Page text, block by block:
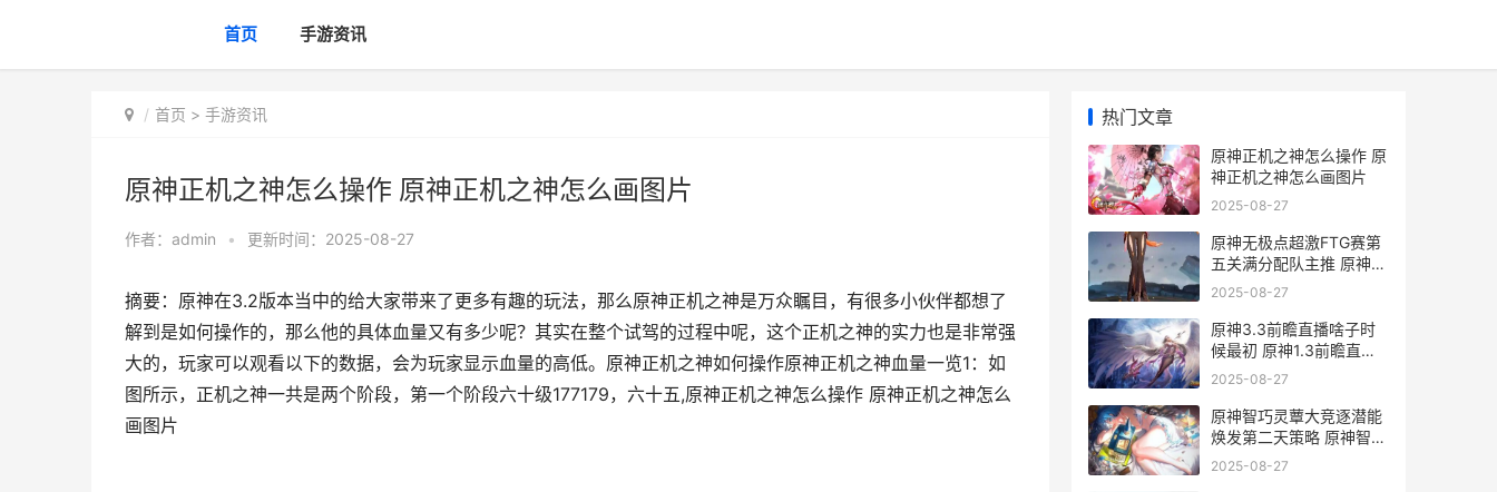
首页 手游资讯
首页 > 手游资讯
原神正机之神怎么操作 原神正机之神怎么画图片
作者： admin • 更新时间：2025-08-27
摘要：原神在3.2版本当中的给大家带来了更多有趣的玩法，那么原神正机之神是万众瞩目，有很多小伙伴都想了
解到是如何操作的，那么他的具体血量又有多少呢？其实在整个试驾的过程中呢，这个正机之神的实力也是非常强
大的，玩家可以观看以下的数据，会为玩家显示血量的高低。原神正机之神如何操作原神正机之神血量一览1：如
图所示，正机之神一共是两个阶段，第一个阶段六十级177179，六十五,原神正机之神怎么操作 原神正机之神怎么
画图片
热门文章
原神正机之神怎么操作 原
神正机之神怎么画图片
2025-08-27
原神无极点超激FTG赛第
五关满分配队主推 原神无
极限提竿机器用什么鱼饵
2025-08-27
原神3.3前瞻直播啥子时
候最初 原神1.3前瞻直播
什么时候
2025-08-27
原神智巧灵蕈大竞逐潜能
焕发第二天策略 原神智巧
灵蕈大竞逐
2025-08-27